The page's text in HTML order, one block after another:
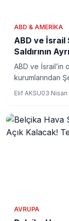
ABD & AMERIKA
ABD ve İsrail
Saldırının
ABD ve İsrail’in
kurumlarından
Elif AKSU03 Nisan
AVRUPA